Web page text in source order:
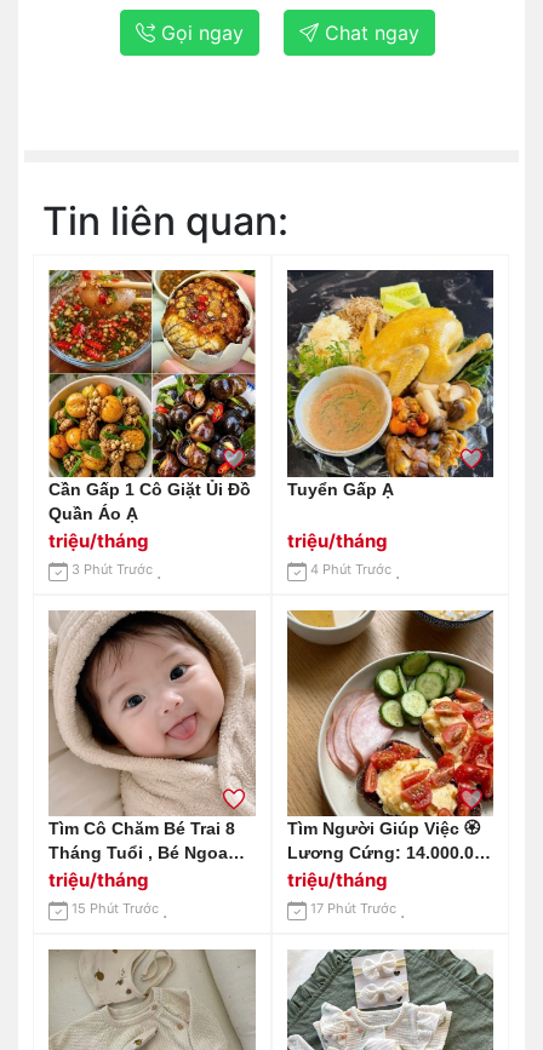
Gọi ngay Chat ngay
Tin liên quan:
Cần Gấp 1 Cô Giặt Ủi Đồ
Quần Áo Ạ
triệu/tháng
3 Phút Trước
Tuyển Gấp Ạ
triệu/tháng
4 Phút Trước
Tìm Cô Chăm Bé Trai 8
Tháng Tuổi , Bé Ngoan
Và Ít Quấy Khóc Ở Quận
7
triệu/tháng
15 Phút Trước
Tìm Người Giúp Việc 🏵
Lương Cứng: 14.000.000
Vnđ/tháng.
triệu/tháng
17 Phút Trước